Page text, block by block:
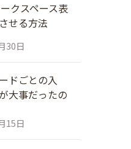
クスペース表
せる方法
30日
ドごとの入
大事だったの
15日